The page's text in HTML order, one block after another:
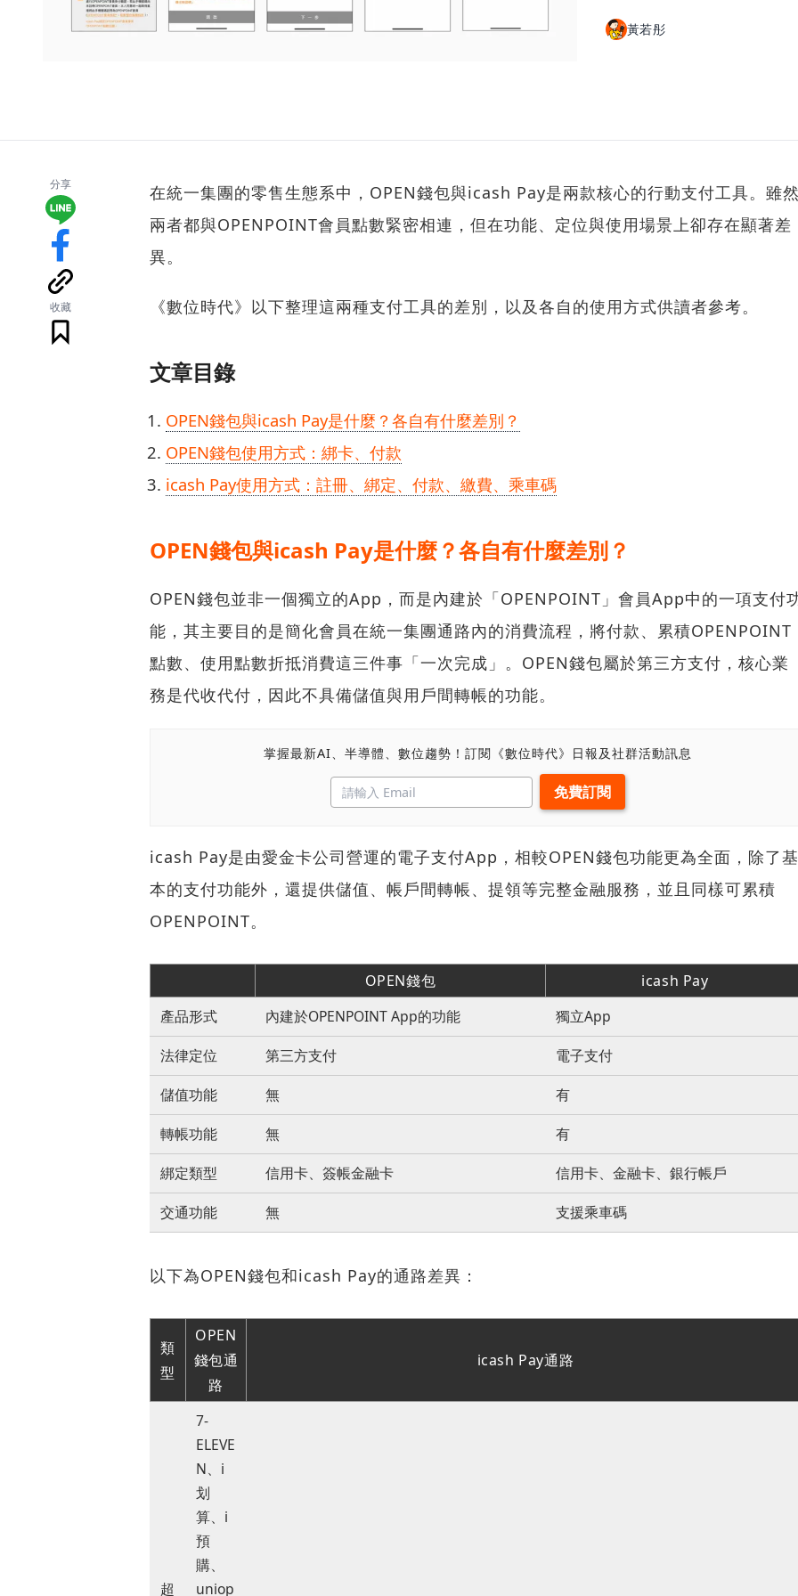
黃若彤
分享
收藏
在統一集團的零售生態系中，OPEN錢包與icash Pay是兩款核心的行動支付工具。雖
兩者都與OPENPOINT會員點數緊密相連，但在功能、定位與使用場景上卻存在顯著差
異。
《數位時代》以下整理這兩種支付工具的差別，以及各自的使用方式供讀者參考。
文章目錄
OPEN錢包與icash Pay是什麼？各自有什麼差別？
OPEN錢包使用方式：綁卡、付款
icash Pay使用方式：註冊、綁定、付款、繳費、乘車碼
OPEN錢包與icash Pay是什麼？各自有什麼差別？
OPEN錢包並非一個獨立的App，而是內建於「OPENPOINT」會員App中的一項支付
能，其主要目的是簡化會員在統一集團通路內的消費流程，將付款、累積OPENPOINT
點數、使用點數折抵消費這三件事「一次完成」。OPEN錢包屬於第三方支付，核心業
務是代收代付，因此不具備儲值與用戶間轉帳的功能。
掌握最新AI、半導體、數位趨勢！訂閱《數位時代》日報及社群活動訊息
icash Pay是由愛金卡公司營運的電子支付App，相較OPEN錢包功能更為全面，除了基
本的支付功能外，還提供儲值、帳戶間轉帳、提領等完整金融服務，並且同樣可累積
OPENPOINT。
OPEN錢包
icash Pay
產品形式
內建於OPENPOINT App的功能
獨立App
法律定位
第三方支付
電子支付
儲值功能
無
有
轉帳功能
無
有
綁定類型
信用卡、簽帳金融卡
信用卡、金融卡、銀行帳戶
交通功能
無 支援乘車碼
以下為OPEN錢包和icash Pay的通路差異：
類
型
OPEN
錢包通
路
icash Pay通路
超
7-
ELEVE
N、i
划
算、i
預
購、
uniop